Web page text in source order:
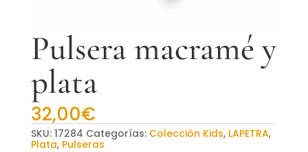
Pulsera macramé y
plata
32,00€
SKU: 17284 Categorías: Colección Kids, LAPETRA,
Plata, Pulseras